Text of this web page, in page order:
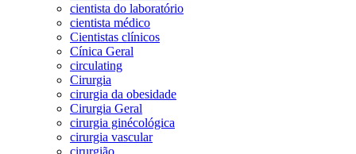
cientista do laboratório
cientista médico
Cientistas clínicos
Cínica Geral
circulating
Cirurgia
cirurgia da obesidade
Cirurgia Geral
cirurgia ginécológica
cirurgia vascular
cirurgião